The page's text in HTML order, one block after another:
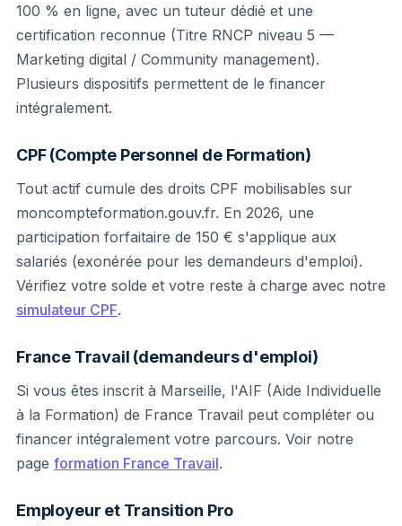
100 % en ligne, avec un tuteur dédié et une
certification reconnue (Titre RNCP niveau 5 —
Marketing digital / Community management).
Plusieurs dispositifs permettent de le financer
intégralement.
CPF (Compte Personnel de Formation)
Tout actif cumule des droits CPF mobilisables sur
moncompteformation.gouv.fr. En 2026, une
participation forfaitaire de 150 € s'applique aux
salariés (exonérée pour les demandeurs d'emploi).
Vérifiez votre solde et votre reste à charge avec notre
simulateur CPF.
France Travail (demandeurs d'emploi)
Si vous êtes inscrit à Marseille, l'AIF (Aide Individuelle
à la Formation) de France Travail peut compléter ou
financer intégralement votre parcours. Voir notre
page formation France Travail.
Employeur et Transition Pro